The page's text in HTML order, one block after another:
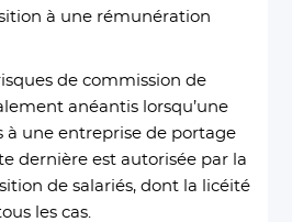
à une rémunération
de commission de
anéantis lorsqu’une
à une entreprise de portage
dernière est autorisée par la
de salariés, dont la licéité
les cas.